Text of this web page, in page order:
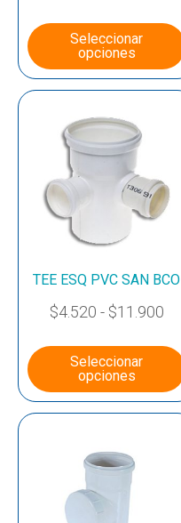
Seleccionar
opciones
TEE ESQ PVC SAN BCO
$4.520 - $11.900
Seleccionar
opciones